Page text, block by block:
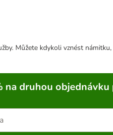
Můžete kdykoli vznést
druhou objednávku